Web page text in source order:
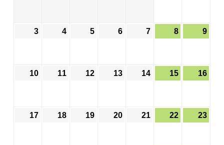
3 4 5 6 7 8 9
10 11 12 13 14 15 16
17 18 19 20 21 22 23